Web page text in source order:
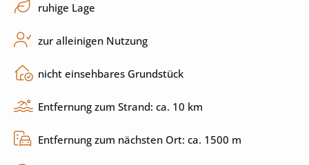
Außenbereich
Pool
ruhige Lage
zur alleinigen Nutzung
nicht einsehbares Grundstück
Entfernung zum Strand: ca. 10 km
Entfernung zum nächsten Ort: ca. 1500 m